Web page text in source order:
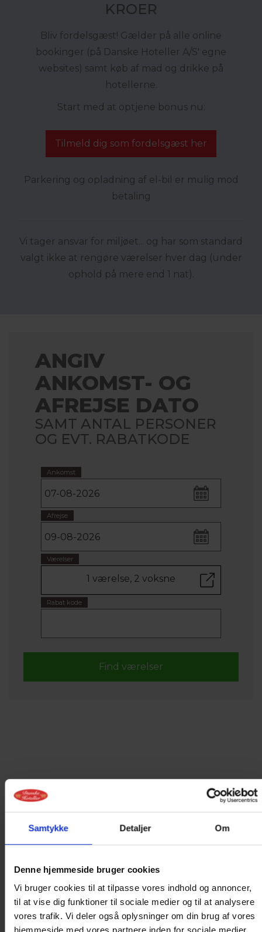
Samtykke Detaljer Om
Denne hjemmeside bruger cookies
Vi bruger cookies til at tilpasse vores indhold og annoncer,
til at vise dig funktioner til sociale medier og til at analysere
vores trafik. Vi deler også oplysninger om din brug af vores
KROER
Bliv fordelsgæst! Gælder på alle online
bookinger (på Danske Hoteller A/S' egne
websites) samt køb af mad og drikke på
hotellerne.
Start med at optjene bonus nu:
Tilmeld dig som fordelsgæst her
Parkering og opladning af el-bil er mulig mod
betaling
Vi tager ansvar for miljøet... og har som standard
valgt ikke at rengøre værelser hver dag (under
ophold på mere end 1 nat).
ANGIV
ANKOMST- OG
AFREJSE DATO
SAMT ANTAL PERSONER
OG EVT. RABATKODE
Ankomst
Afrejse
Værelser
1 værelse, 2 voksne
Rabat kode